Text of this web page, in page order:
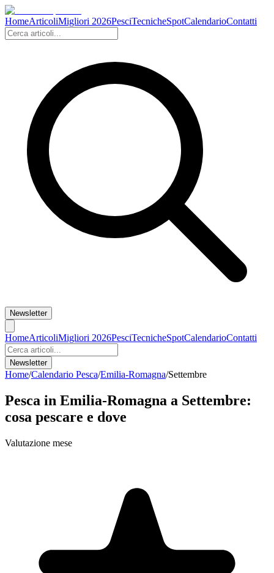
HomeArticoliMigliori 2026PesciTecnicheSpotCalendarioContatti
Newsletter
HomeArticoliMigliori 2026PesciTecnicheSpotCalendarioContatti
Newsletter
Home/Calendario Pesca/Emilia-Romagna/Settembre
Pesca in Emilia-Romagna a Settembre:
cosa pescare e dove
Valutazione mese